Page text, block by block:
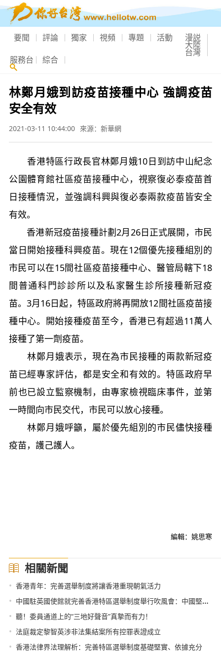
要聞 評論 獨家 視頻 專題 活動 漫説
大陸
台灣
服務台 綜合
林鄭月娥到訪疫苗接種中心 強調疫苗
安全有效
2021-03-11 10:44:00 來源：新華網
香港特區行政長官林鄭月娥10日到訪中山紀念
公園體育館社區疫苗接種中心，視察復必泰疫苗首
日接種情況，並強調科興與復必泰兩款疫苗皆安全
有效。
香港新冠疫苗接種計劃2月26日正式展開，市民
當日開始接種科興疫苗。現在12個優先接種組別的
市民可以在15間社區疫苗接種中心、醫管局轄下18
間普通科門診診所以及私家醫生診所接種新冠疫
苗。3月16日起，特區政府將再開放12間社區疫苗接
種中心。開始接種疫苗至今，香港已有超過11萬人
接種了第一劑疫苗。
林鄭月娥表示，現在為市民接種的兩款新冠疫
苗已經專家評估，都是安全和有效的。特區政府早
前也已設立監察機制，由專家檢視臨床事件，並第
一時間向市民交代，市民可以放心接種。
林鄭月娥呼籲，屬於優先組別的市民儘快接種
疫苗，護己護人。
編輯：姚思寒
相關新聞
• 香港青年：完善選舉制度將讓香港重現朝氣活力
• 中國駐英國使館就完善香港特區選舉制度舉行吹風會：中國堅定維護主權 貫徹“一國兩制”
• 聽！委員通道上的“三地好聲音”真摯而有力！
• 法庭裁定黎智英涉非法集結案所有控罪表證成立
• 香港法律界法理解析：完善特區選舉制度基礎堅實、依據充分